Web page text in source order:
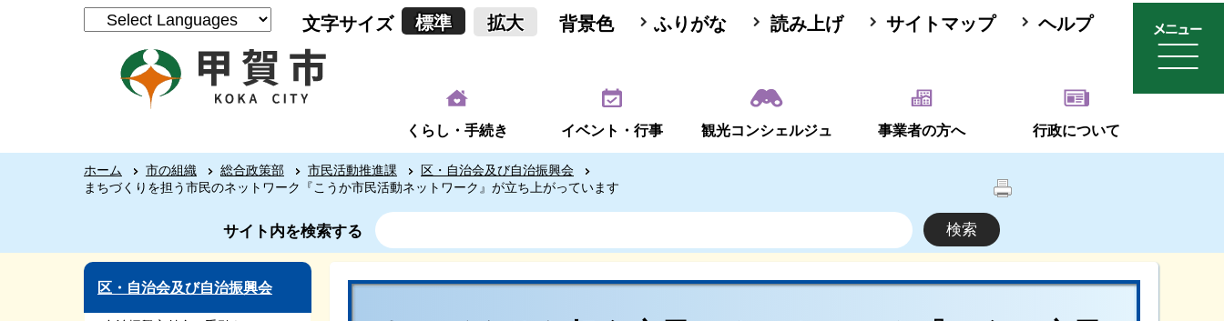
文字サイズ 標準 拡大 背景色 ふりがな 読み上げ サイトマップ ヘルプ
くらし・手続き イベント・行事 観光コンシェルジュ 事業者の方へ 行政について
ホーム 市の組織 総合政策部 市民活動推進課
区・自治会及び自治振興会
まちづくりを担う市民のネットワーク『こうか市民活動ネットワーク』が立ち上がっています
サイト内を検索する
区・自治会及び自治振興会